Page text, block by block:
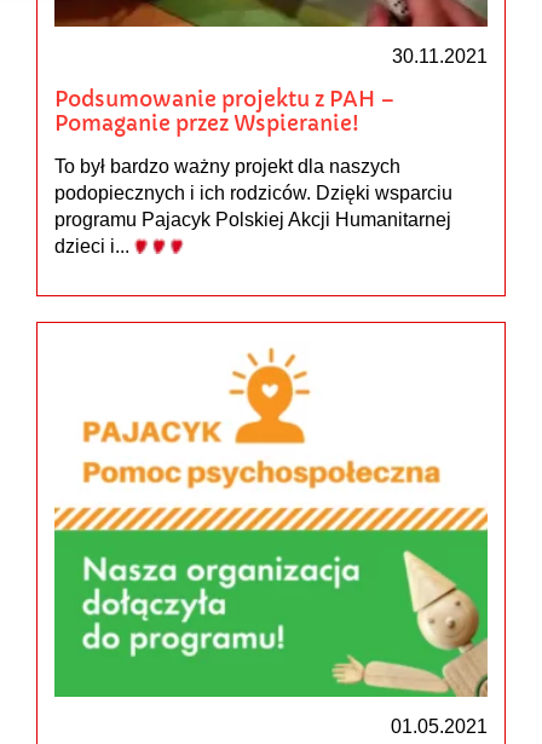
30.11.2021
Podsumowanie projektu z PAH –
Pomaganie przez Wspieranie!
To był bardzo ważny projekt dla naszych
podopiecznych i ich rodziców. Dzięki wsparciu
programu Pajacyk Polskiej Akcji Humanitarnej
dzieci i...
01.05.2021